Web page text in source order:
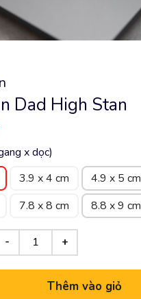
Dad High Stan
x dọc)
3.9 x 4 cm 4.9 x 5 cm
7.8 x 8 cm 8.8 x 9 cm
Thêm vào giỏ